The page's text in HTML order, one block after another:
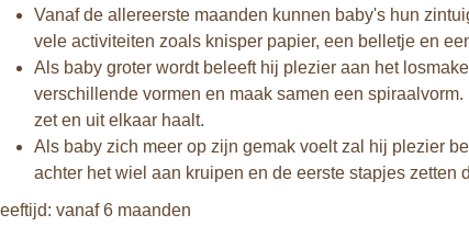
Vanaf de allereerste maanden kunnen baby's hun
vele activiteiten zoals knisper papier, een belletje en
Als baby groter wordt beleeft hij plezier aan het
verschillende vormen en maak samen een
zet en uit elkaar haalt.
Als baby zich meer op zijn gemak voelt zal hij plezier
achter het wiel aan kruipen en de eerste stapjes zetten
vanaf 6 maanden